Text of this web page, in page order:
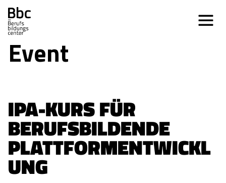
Event
IPA-KURS FÜR
BERUFSBILDENDE
PLATTFORMENTWICKL
UNG